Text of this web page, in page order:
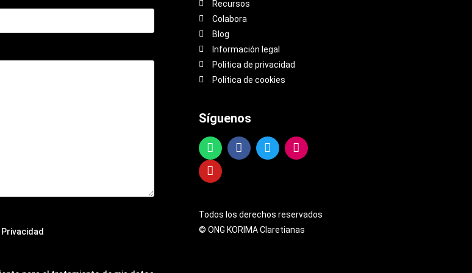
Recursos
Colabora
Blog
Información legal
Política de privacidad
Política de cookies
Síguenos
Todos los derechos reservados
© ONG KORIMA Claretianas